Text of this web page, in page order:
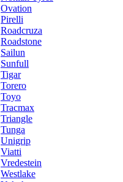
Ovation
Pirelli
Roadcruza
Roadstone
Sailun
Sunfull
Tigar
Torero
Toyo
Tracmax
Triangle
Tunga
Unigrip
Viatti
Vredestein
Westlake